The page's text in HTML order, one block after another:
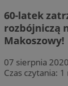
60-latek
rozbójniczą
Makoszowy!
07 sierpnia
Czas czytania: 1